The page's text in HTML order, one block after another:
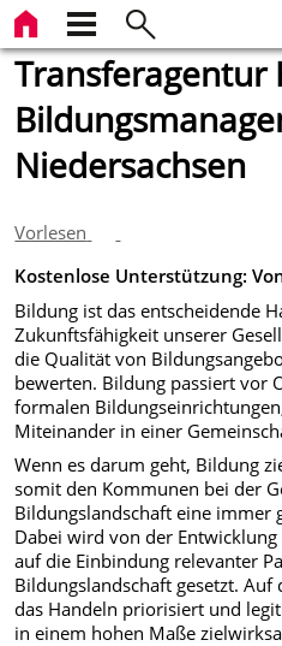
Transferagentur
Niedersachsen
Vorlesen
Kostenlose Unterstützung:
Bildung ist das entscheidende
Zukunftsfähigkeit unserer
die Qualität von
bewerten. Bildung passiert vor
formalen
Miteinander in einer
Wenn es darum geht, Bildung
somit den Kommunen bei der
Bildungslandschaft eine immer
Dabei wird von der
auf die Einbindung relevanter
Bildungslandschaft gesetzt.
das Handeln priorisiert und
in einem hohen Maße